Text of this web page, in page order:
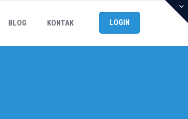
BLOG KONTAK LOGIN